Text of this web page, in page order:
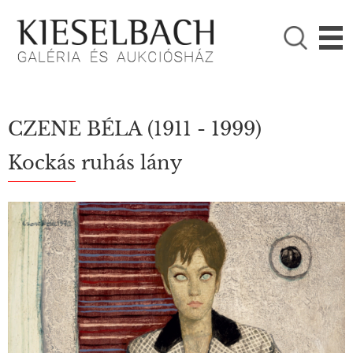

KÉRJÜK VÁLASSZON!
Festmények
CZENE BÉLA (1911 - 1999)
Kockás ruhás lány